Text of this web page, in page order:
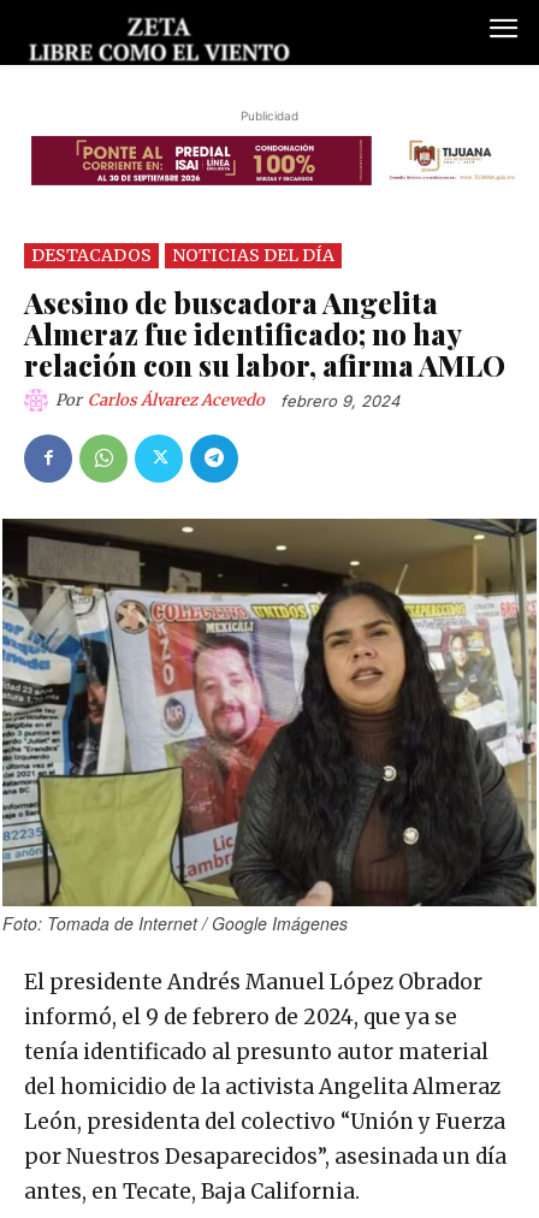
Publicidad
DESTACADOS NOTICIAS DEL DÍA
Asesino de buscadora Angelita
Almeraz fue identificado; no hay
relación con su labor, afirma AMLO
Por Carlos Álvarez Acevedo febrero 9, 2024
Foto: Tomada de Internet / Google Imágenes
El presidente Andrés Manuel López Obrador
informó, el 9 de febrero de 2024, que ya se
tenía identificado al presunto autor material
del homicidio de la activista Angelita Almeraz
León, presidenta del colectivo “Unión y Fuerza
por Nuestros Desaparecidos”, asesinada un día
antes, en Tecate, Baja California.